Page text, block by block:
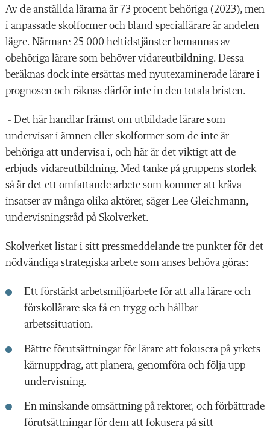
Av de anställda lärarna är 73 procent behöriga (2023), men
i anpassade skolformer och bland speciallärare är andelen
lägre. Närmare 25 000 heltidstjänster bemannas av
obehöriga lärare som behöver vidareutbildning. Dessa
beräknas dock inte ersättas med nyutexaminerade lärare i
prognosen och räknas därför inte in den totala bristen.
- Det här handlar främst om utbildade lärare som
undervisar i ämnen eller skolformer som de inte är
behöriga att undervisa i, och här är det viktigt att de
erbjuds vidareutbildning. Med tanke på gruppens storlek
så är det ett omfattande arbete som kommer att kräva
insatser av många olika aktörer, säger Lee Gleichmann,
undervisningsråd på Skolverket.
Skolverket listar i sitt pressmeddelande tre punkter för det
nödvändiga strategiska arbete som anses behöva göras:
Ett förstärkt arbetsmiljöarbete för att alla lärare och
förskollärare ska få en trygg och hållbar
arbetssituation.
Bättre förutsättningar för lärare att fokusera på yrkets
kärnuppdrag, att planera, genomföra och följa upp
undervisning.
En minskande omsättning på rektorer, och förbättrade
förutsättningar för dem att fokusera på sitt